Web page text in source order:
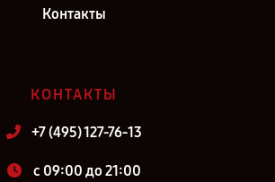
Контакты
КОНТАКТЫ
+7 (495) 127-76-13
c 09:00 до 21:00